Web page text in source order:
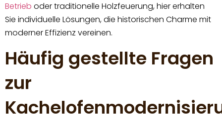
Betrieb oder traditionelle Holzfeuerung, hier erhalten
Sie individuelle Lösungen, die historischen Charme mit
moderner Effizienz vereinen.
Häufig gestellte Fragen
zur